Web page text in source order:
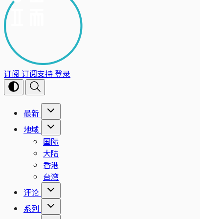
订阅 订阅支持登录
最新
地域
国际
大陆
香港
台湾
评论
系列